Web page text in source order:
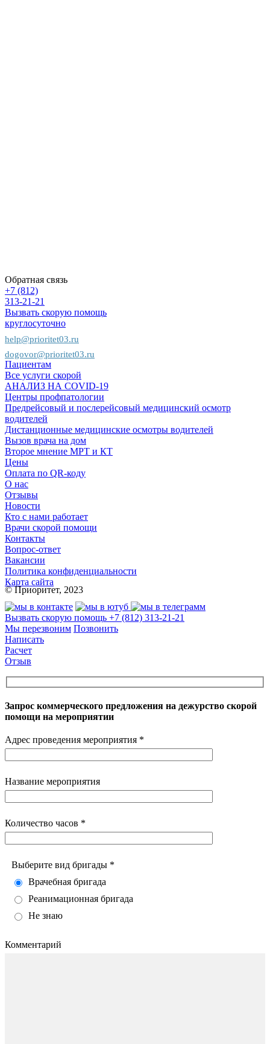
Обратная связь
+7 (812)
313-21-21
Вызвать скорую помощь
круглосуточно
help@prioritet03.ru
dogovor@prioritet03.ru
Пациентам
Все услуги скорой
АНАЛИЗ НА COVID-19
Центры профпатологии
Предрейсовый и послерейсовый медицинский осмотр
водителей
Дистанционные медицинские осмотры водителей
Вызов врача на дом
Второе мнение МРТ и КТ
Цены
Оплата по QR-коду
О нас
Отзывы
Новости
Кто с нами работает
Врачи скорой помощи
Контакты
Вопрос-ответ
Вакансии
Политика конфиденциальности
Карта сайта
© Приоритет, 2023
Вызвать скорую помощь +7 (812) 313-21-21
Мы перезвоним Позвонить
Написать
Расчет
Отзыв
Запрос коммерческого предложения на дежурство скорой
помощи на мероприятии
Адрес проведения мероприятия *
Название мероприятия
Количество часов *
Выберите вид бригады *
Врачебная бригада
Реанимационная бригада
Не знаю
Комментарий